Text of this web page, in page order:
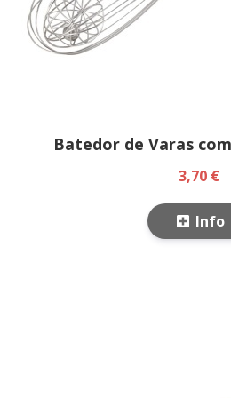
Batedor de Varas
3,70 €
Info